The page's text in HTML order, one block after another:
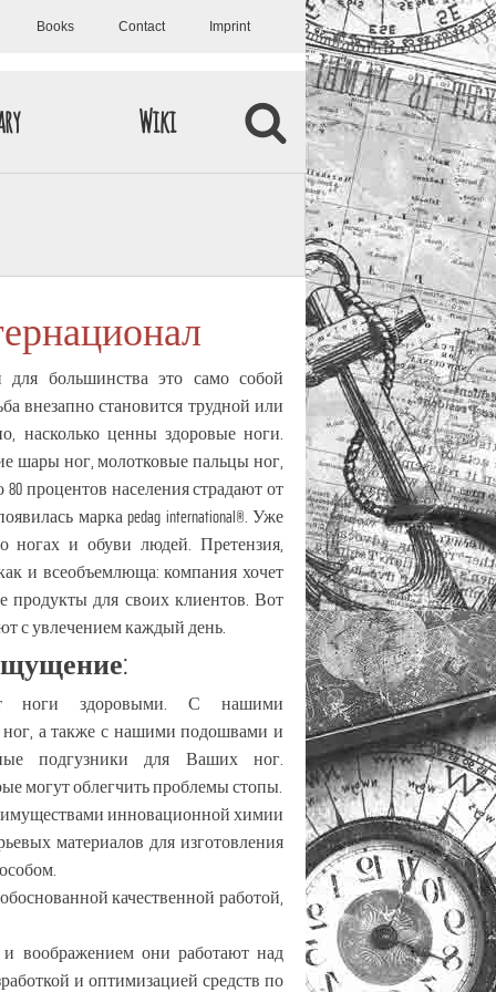
Books Contact Imprint
Wiki
большинства это само собой
внезапно становится трудной или
насколько ценны здоровые ноги.
шары ног, молотковые пальцы ног,
процентов населения страдают от
марка pedag international®. Уже
ногах и обуви людей. Претензия,
и всеобъемлюща: компания хочет
продукты для своих клиентов. Вот
с увлечением каждый день.
ноги здоровыми. С нашими
а также с нашими подошвами и
подгузники для Ваших ног.
могут облегчить проблемы стопы.
инновационной химии
материалов для изготовления
качественной работой,
воображением они работают над
и оптимизацией средств по